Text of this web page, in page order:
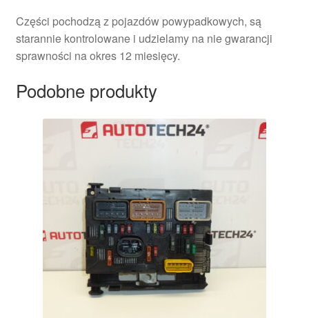
Części pochodzą z pojazdów powypadkowych, są
starannie kontrolowane i udzielamy na nie gwarancji
sprawności na okres 12 miesięcy.
Podobne produkty